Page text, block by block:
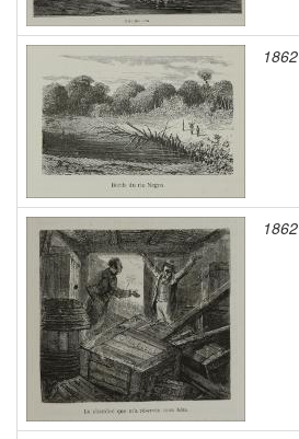
1862
1862